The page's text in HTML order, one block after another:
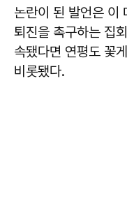
논란이 된 발언은 이
퇴진을 촉구하는 집
속됐다면 연평도 꽃
비롯됐다.